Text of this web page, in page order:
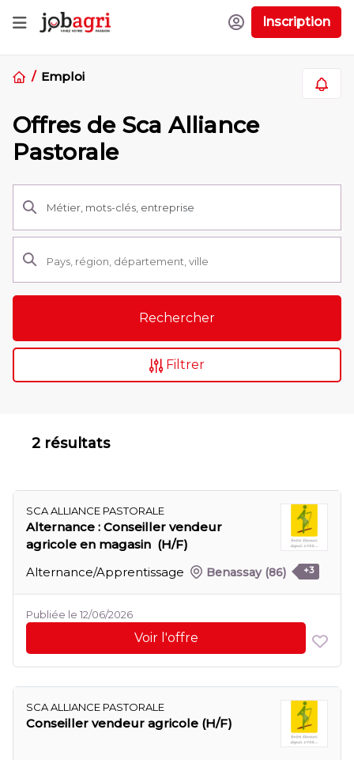
Inscription
Emploi
Offres de Sca Alliance
Pastorale
Rechercher
Filtrer
2 résultats
SCA ALLIANCE PASTORALE
Alternance : Conseiller vendeur
agricole en magasin (H/F)
Alternance/Apprentissage
Benassay (86) +3
Publiée le 12/06/2026
Voir l'offre
SCA ALLIANCE PASTORALE
Conseiller vendeur agricole (H/F)